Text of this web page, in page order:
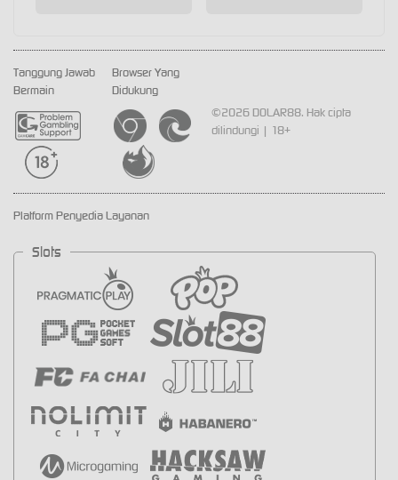
Tanggung Jawab
Bermain
Browser Yang
Didukung
©2026 DOLAR88. Hak cipta
dilindungi | 18+
Platform Penyedia Layanan
Slots